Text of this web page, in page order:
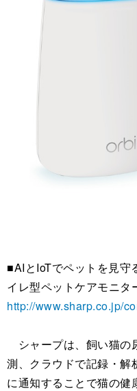
■AIとIoTでペットを見守
イレ型ペットケアモニタ
http://www.sharp.co.jp/
シャープは、飼い猫の
測、クラウドで記録・解
に通知することで猫の健